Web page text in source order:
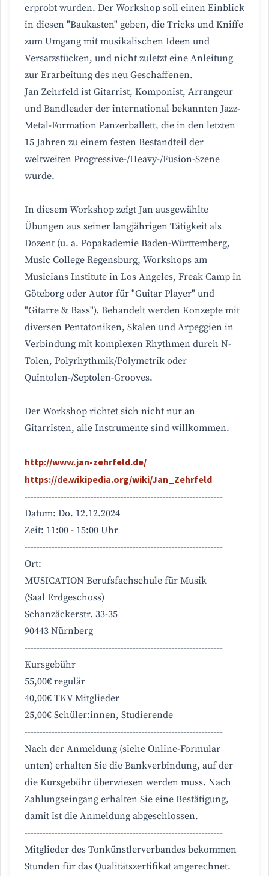
erprobt wurden. Der Workshop soll einen Einblick
in diesen "Baukasten" geben, die Tricks und Kniffe
zum Umgang mit musikalischen Ideen und
Versatzstücken, und nicht zuletzt eine Anleitung
zur Erarbeitung des neu Geschaffenen.
Jan Zehrfeld ist Gitarrist, Komponist, Arrangeur
und Bandleader der international bekannten Jazz-
Metal-Formation Panzerballett, die in den letzten
15 Jahren zu einem festen Bestandteil der
weltweiten Progressive-/Heavy-/Fusion-Szene
wurde.
In diesem Workshop zeigt Jan ausgewählte
Übungen aus seiner langjährigen Tätigkeit als
Dozent (u. a. Popakademie Baden-Württemberg,
Music College Regensburg, Workshops am
Musicians Institute in Los Angeles, Freak Camp in
Göteborg oder Autor für "Guitar Player" und
"Gitarre & Bass"). Behandelt werden Konzepte mit
diversen Pentatoniken, Skalen und Arpeggien in
Verbindung mit komplexen Rhythmen durch N-
Tolen, Polyrhythmik/Polymetrik oder
Quintolen-/Septolen-Grooves.
Der Workshop richtet sich nicht nur an
Gitarristen, alle Instrumente sind willkommen.
http://www.jan-zehrfeld.de/
https://de.wikipedia.org/wiki/Jan_Zehrfeld
------------------------------------------------------------------
Datum: Do. 12.12.2024
Zeit: 11:00 - 15:00 Uhr
------------------------------------------------------------------
Ort:
MUSICATION Berufsfachschule für Musik
(Saal Erdgeschoss)
Schanzäckerstr. 33-35
90443 Nürnberg
------------------------------------------------------------------
Kursgebühr
55,00€ regulär
40,00€ TKV Mitglieder
25,00€ Schüler:innen, Studierende
------------------------------------------------------------------
Nach der Anmeldung (siehe Online-Formular
unten) erhalten Sie die Bankverbindung, auf der
die Kursgebühr überwiesen werden muss. Nach
Zahlungseingang erhalten Sie eine Bestätigung,
damit ist die Anmeldung abgeschlossen.
------------------------------------------------------------------
Mitglieder des Tonkünstlerverbandes bekommen
Stunden für das Qualitätszertifikat angerechnet.